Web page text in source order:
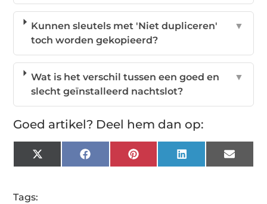
Kunnen sleutels met 'Niet dupliceren'
toch worden gekopieerd?
▼
Wat is het verschil tussen een goed en
slecht geïnstalleerd nachtslot?
▼
Goed artikel? Deel hem dan op:
X
(Twitter)
FacebookPinterest LinkedIn Email
Tags: